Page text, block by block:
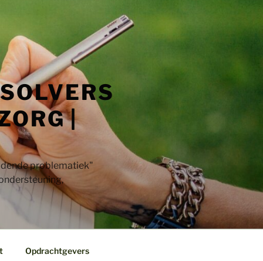
|
problematiek"​
Opdrachtgevers